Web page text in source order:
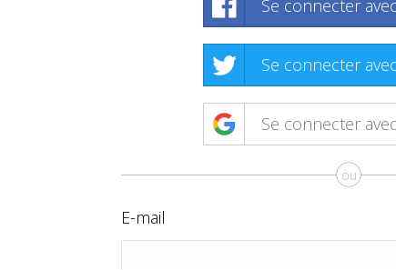
Se connecter
Se connecter
Se connecter
ou
E-mail